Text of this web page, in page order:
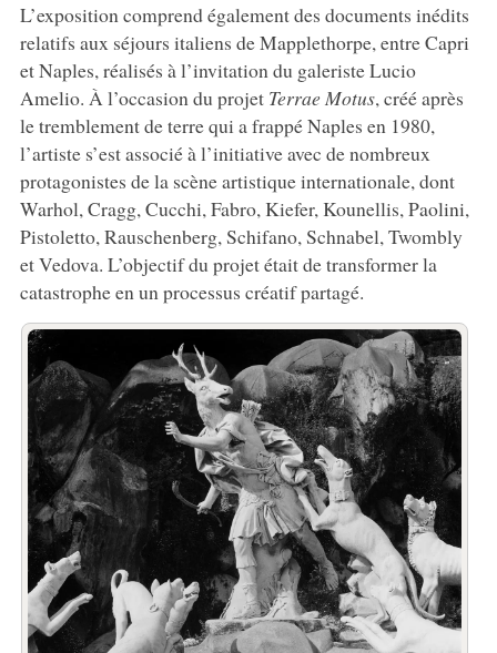
L’exposition comprend également des documents inédits
relatifs aux séjours italiens de Mapplethorpe, entre Capri
et Naples, réalisés à l’invitation du galeriste Lucio
Amelio. À l’occasion du projet TerraeMotus, créé après
le tremblement de terre qui a frappé Naples en 1980,
l’artiste s’est associé à l’initiative avec de nombreux
protagonistes de la scène artistique internationale, dont
Warhol, Cragg, Cucchi, Fabro, Kiefer, Kounellis, Paolini,
Pistoletto, Rauschenberg, Schifano, Schnabel, Twombly
et Vedova. L’objectif du projet était de transformer la
catastrophe en un processus créatif partagé.